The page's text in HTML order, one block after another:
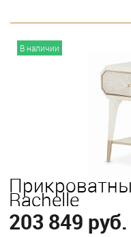
В наличии
Rachelle
203 849 руб.